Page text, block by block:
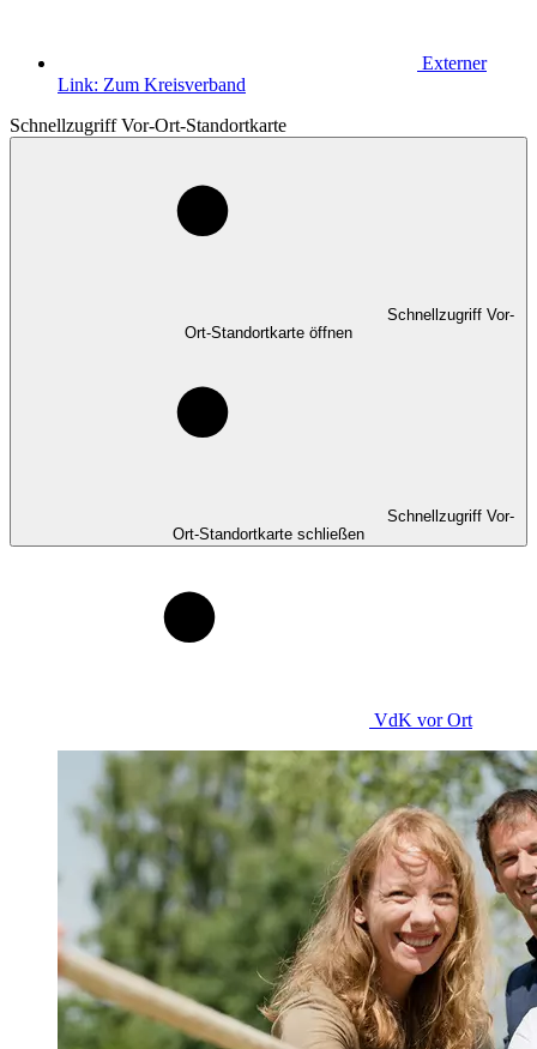
Externer
Link: Zum Kreisverband
Schnellzugriff Vor-Ort-Standortkarte
Schnellzugriff Vor-
Ort-Standortkarte öffnen
Schnellzugriff Vor-
Ort-Standortkarte schließen
VdK vor Ort